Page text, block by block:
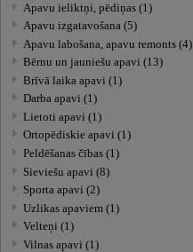
Apavu ieliktņi, pēdiņas (1)
Apavu izgatavošana (5)
Apavu labošana, apavu remonts (4)
Bērnu un jauniešu apavi (13)
Brīvā laika apavi (1)
Darba apavi (1)
Lietoti apavi (1)
Ortopēdiskie apavi (1)
Peldēšanas čības (1)
Sieviešu apavi (8)
Sporta apavi (2)
Uzlikas apaviem (1)
Velteņi (1)
Vilnas apavi (1)